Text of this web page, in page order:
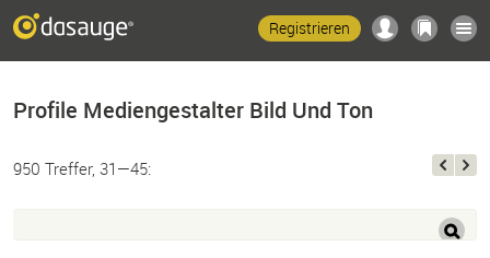
Registrieren
Profile Mediengestalter Bild Und Ton
950 Treffer, 31—45: